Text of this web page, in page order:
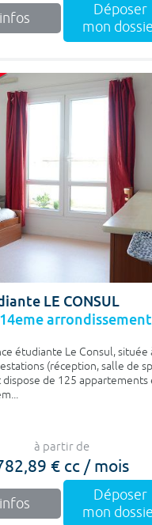
Déposer
mon
LE CONSUL
arrondissement
étudiante Le Consul, située
(réception, salle de
de 125 appartements
à partir de
€ cc / mois
Déposer
mon